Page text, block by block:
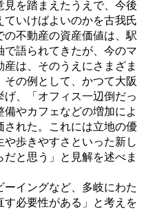
を踏まえたうえで、今後
いけばよいのかを古我氏
不動産の資産価値は、駅
語られてきたが、今のマ
は、そのうえにさまざま
の例として、かつて大阪
、「オフィス一辺倒だっ
やカフェなどの増加によ
された。これには立地の優
歩きやすさといった新し
と思う」と見解を述べま
イングなど、多岐にわた
必要性がある」と考えを